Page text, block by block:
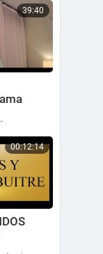
39:40
el
Reproducciones
00:12:14